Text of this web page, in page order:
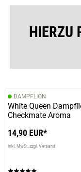
HIERZU
DAMPFLION
White Queen
Checkmate Aroma
14,90 EUR*
inkl. MwSt. zzgl. Versand